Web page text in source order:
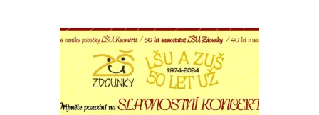
ŠKOLA
AKTUALITY
STUDIUM
ŽÁCI